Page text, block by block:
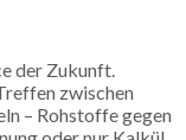
der Zukunft.
zwischen
– Rohstoffe gegen